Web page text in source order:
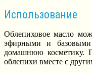
Использование
Облепиховое масло
эфирными и
домашнюю косметику.
облепихи вместе с